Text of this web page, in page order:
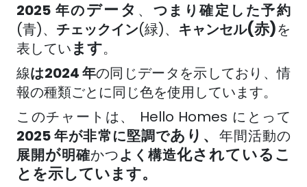
2025 年のデータ 、 つまり確定した予約
(青)、 チェックイン(緑)、 キャンセル(赤)を
表しています。
線は2024 年の同じデータを示しており 、情
報の種類ごとに同じ色を使用しています。
このチャートは、
Hello Homes にとって
2025 年が非常に堅調であり、 年間活動の
展開が明確かつよく 構造化されているこ
とを示しています。